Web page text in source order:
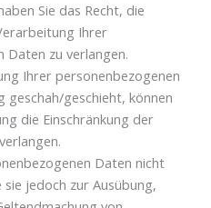
Sie das Recht, die
Ihrer
Daten zu verlangen.
Ihrer personenbezogenen
geschah/geschieht, können
die Einschränkung der
Daten nicht
jedoch zur Ausübung,